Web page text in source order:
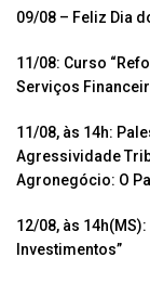
o
k
p
p
09/08 – Feliz Dia
11/08: Curso
Serviços
11/08, às 14h:
Agressividade
Agronegócio: O
12/08, às
Investimentos”